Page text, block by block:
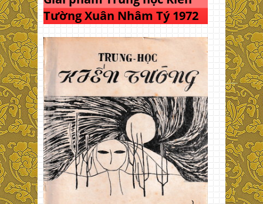
Tường Xuân Nhâm Tý 1972